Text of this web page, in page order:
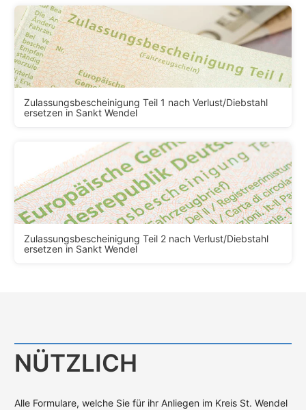
Zulassungsbescheinigung Teil 1 nach Verlust/Diebstahl
ersetzen in Sankt Wendel
Zulassungsbescheinigung Teil 2 nach Verlust/Diebstahl
ersetzen in Sankt Wendel
NÜTZLICH
Alle Formulare, welche Sie für ihr Anliegen im Kreis St. Wendel